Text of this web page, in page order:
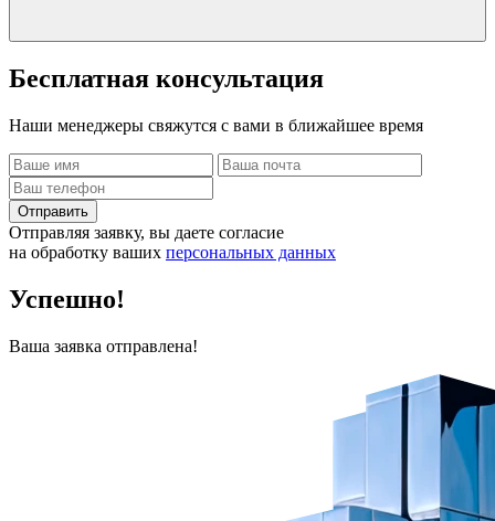
Бесплатная консультация
Наши менеджеры свяжутся с вами в ближайшее время
Отправить
Отправляя заявку, вы даете согласие
на обработку ваших персональных данных
Успешно!
Ваша заявка отправлена!